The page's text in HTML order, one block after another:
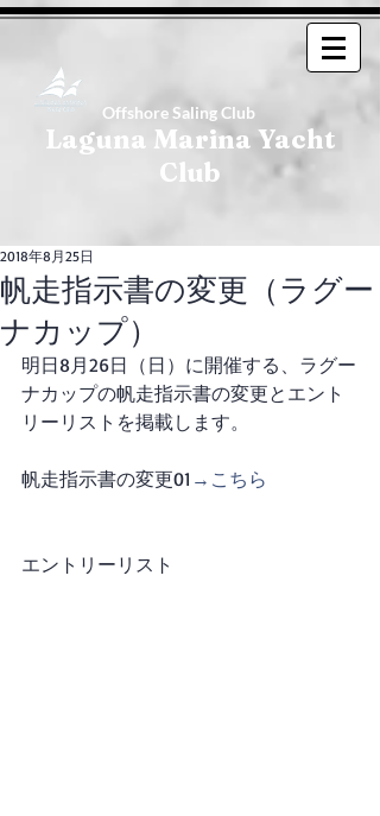
Offshore Saling Club
Laguna Marina Yacht
Club
帆走指示書の変更（ラグー
ナカップ）
2018年8月25日
明日8月26日（日）に開催する、ラグー
ナカップの帆走指示書の変更とエント
リーリストを掲載します。
帆走指示書の変更01 →こちら
エントリーリスト